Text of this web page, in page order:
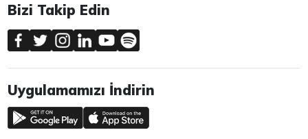
Bizi Takip Edin
Uygulamamızı İndirin